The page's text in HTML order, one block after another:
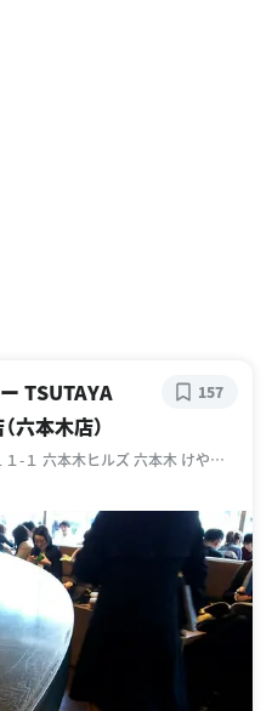
TSUTAYA
六本木店）
-１ 六本木ヒルズ 六本木 けやき
157